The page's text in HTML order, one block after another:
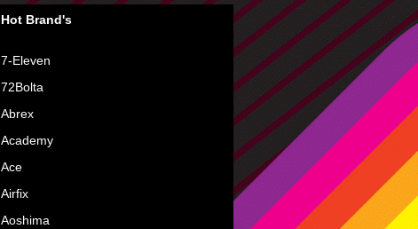
Hot Brand's
7-Eleven
72Bolta
Abrex
Academy
Ace
Airfix
Aoshima